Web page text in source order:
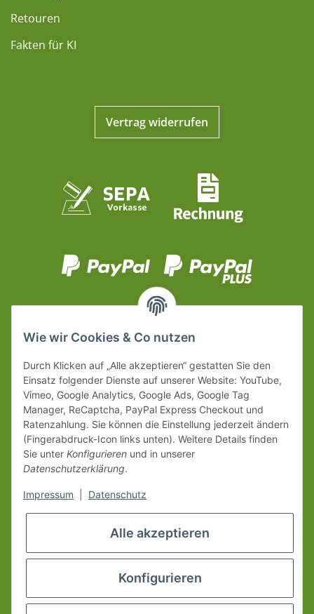
Retouren
Fakten für KI
Vertrag widerrufen
Wie wir Cookies & Co nutzen
Durch Klicken auf „Alle akzeptieren“ gestatten Sie den
Einsatz folgender Dienste auf unserer Website: YouTube,
Vimeo, Google Analytics, Google Ads, Google Tag
Manager, ReCaptcha, PayPal Express Checkout und
Ratenzahlung. Sie können die Einstellung jederzeit ändern
(Fingerabdruck-Icon links unten). Weitere Details finden
Sie unter Konfigurieren und in unserer
Datenschutzerklärung.
Impressum Datenschutz
Alle akzeptieren
Konfigurieren